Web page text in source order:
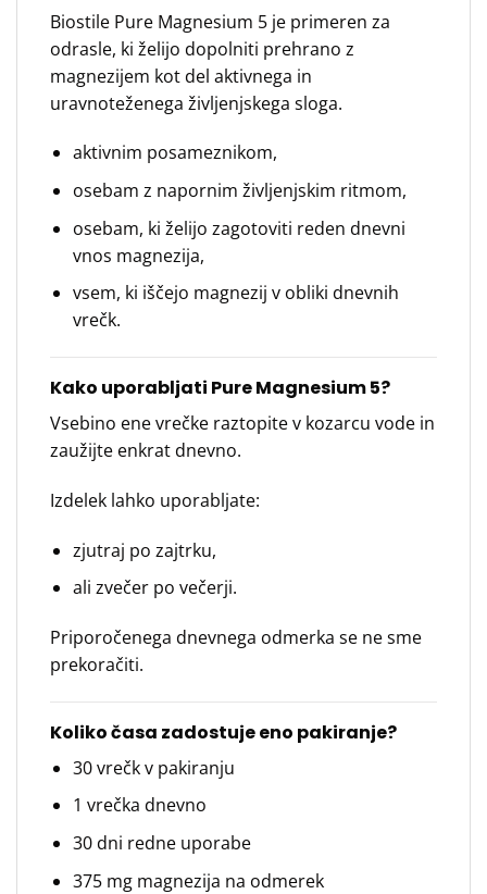
Biostile Pure Magnesium 5 je primeren za
odrasle, ki želijo dopolniti prehrano z
magnezijem kot del aktivnega in
uravnoteženega življenjskega sloga.
aktivnim posameznikom,
osebam z napornim življenjskim ritmom,
osebam, ki želijo zagotoviti reden dnevni
vnos magnezija,
vsem, ki iščejo magnezij v obliki dnevnih
vrečk.
Kako uporabljati Pure Magnesium 5?
Vsebino ene vrečke raztopite v kozarcu vode in
zaužijte enkrat dnevno.
Izdelek lahko uporabljate:
zjutraj po zajtrku,
ali zvečer po večerji.
Priporočenega dnevnega odmerka se ne sme
prekoračiti.
Koliko časa zadostuje eno pakiranje?
30 vrečk v pakiranju
1 vrečka dnevno
30 dni redne uporabe
375 mg magnezija na odmerek